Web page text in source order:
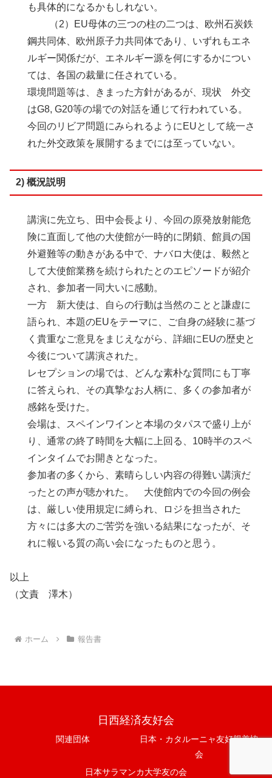
も具体的になるかもしれない。
（2）EU母体の三つの柱の二つは、欧州石炭鉄
鋼共同体、欧州原子力共同体であり、いずれもエネ
ルギー関係だが、エネルギー源を何にするかについ
ては、各国の裁量に任されている。
環境問題等は、きまった方針があるが、現状 外交
はG8, G20等の場での対話を通じて行われている。
今回のリビア問題にみられるようにEUとして統一さ
れた外交政策を展開するまでには至っていない。
2) 概況説明
講演に先立ち、田中会長より、今回の原発放射能危
険に直面して他の大使館が一時的に閉鎖、館員の国
外避難等の動きがある中で、ナバロ大使は、毅然と
して大使館業務を続けられたとのエピソードが紹介
され、参加者一同大いに感動。
一方 新大使は、自らの行動は当然のことと謙虚に
語られ、本題のEUをテーマに、ご自身の経験に基づ
く貴重なご意見をまじえながら、詳細にEUの歴史と
今後について講演された。
レセプションの場では、どんな素朴な質問にも丁寧
に答えられ、その真摯なお人柄に、多くの参加者が
感銘を受けた。
会場は、スペインワインと本場のタパスで盛り上が
り、通常の終了時間を大幅に上回る、10時半のスペ
インタイムでお開きとなった。
参加者の多くから、素晴らしい内容の得難い講演だ
ったとの声が聴かれた。 大使館内での今回の例会
は、厳しい使用規定に縛られ、ロジを担当された
方々には多大のご苦労を強いる結果になったが、そ
れに報いる質の高い会になったものと思う。
以上
（文責 澤木）
ホーム 報告書
日西経済友好会
関連団体
日本・カタルーニャ友好親善協
会
日本サラマンカ大学友の会